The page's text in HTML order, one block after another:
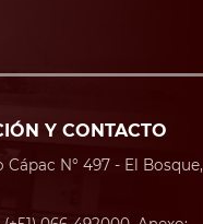
Y CONTACTO
Cápac N° 497 - El Bosque,